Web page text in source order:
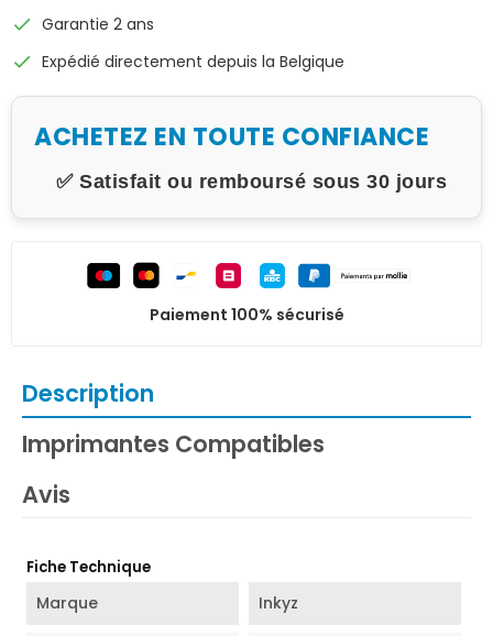
check Garantie 2 ans
check Expédié directement depuis la Belgique
ACHETEZ EN TOUTE CONFIANCE
✅ Satisfait ou remboursé sous 30 jours
Paiement 100% sécurisé
Description
Imprimantes Compatibles
Avis
Fiche Technique
Marque Inkyz